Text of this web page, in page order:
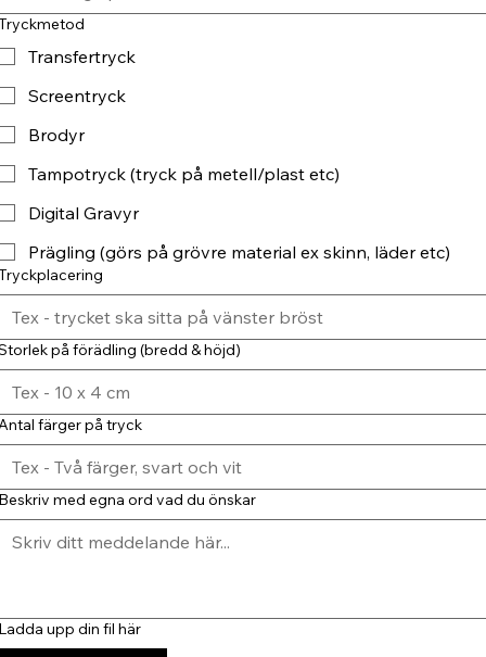
Transfertryck
Screentryck
Brodyr
Tampotryck (tryck på metell/plast etc)
Digital Gravyr
Prägling (görs på grövre material ex skinn, läder etc)
på förädling (bredd & höjd)
färger på tryck
med egna ord vad du önskar
upp din fil här